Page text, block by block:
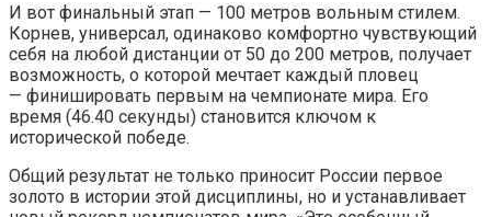
И вот финальный этап — 100 метров вольным стилем.
Корнев, универсал, одинаково комфортно чувствующий
себя на любой дистанции от 50 до 200 метров, получает
возможность, о которой мечтает каждый пловец
— финишировать первым на чемпионате мира. Его
время (46.40 секунды) становится ключом к
исторической победе.
Общий результат не только приносит России первое
золото в истории этой дисциплины, но и устанавливает